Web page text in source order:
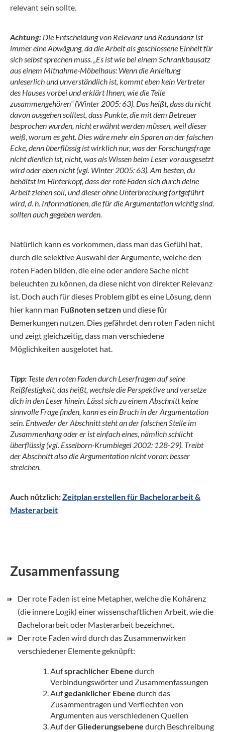
relevant sein sollte.
Achtung: Die Entscheidung von Relevanz und Redundanz ist
immer eine Abwägung, da die Arbeit als geschlossene Einheit für
sich selbst sprechen muss. „Es ist wie bei einem Schrankbausatz
aus einem Mitnahme-Möbelhaus: Wenn die Anleitung
unleserlich und unverständlich ist, kommt eben kein Vertreter
des Hauses vorbei und erklärt Ihnen, wie die Teile
zusammengehören“ (Winter 2005: 63). Das heißt, dass du nicht
davon ausgehen solltest, dass Punkte, die mit dem Betreuer
besprochen wurden, nicht erwähnt werden müssen, weil dieser
weiß, worum es geht. Dies wäre mehr ein Sparen an der falschen
Ecke, denn überflüssig ist wirklich nur, was der Forschungsfrage
nicht dienlich ist, nicht, was als Wissen beim Leser vorausgesetzt
wird oder eben nicht (vgl. Winter 2005: 63). Am besten, du
behältst im Hinterkopf, dass der rote Faden sich durch deine
Arbeit ziehen soll, und dieser ohne Unterbrechung fortgeführt
wird, d. h. Informationen, die für die Argumentation wichtig sind,
sollten auch gegeben werden.
Natürlich kann es vorkommen, dass man das Gefühl hat,
durch die selektive Auswahl der Argumente, welche den
roten Faden bilden, die eine oder andere Sache nicht
beleuchten zu können, da diese nicht von direkter Relevanz
ist. Doch auch für dieses Problem gibt es eine Lösung, denn
hier kann man Fußnoten setzen und diese für
Bemerkungen nutzen. Dies gefährdet den roten Faden nicht
und zeigt gleichzeitig, dass man verschiedene
Möglichkeiten ausgelotet hat.
Tipp: Teste den roten Faden durch Leserfragen auf seine
Reißfestigkeit, das heißt, wechsle die Perspektive und versetze
dich in den Leser hinein. Lässt sich zu einem Abschnitt keine
sinnvolle Frage finden, kann es ein Bruch in der Argumentation
sein. Entweder der Abschnitt steht an der falschen Stelle im
Zusammenhang oder er ist einfach eines, nämlich schlicht
überflüssig (vgl. Esselborn-Krumbiegel 2002: 128-29). Treibt
der Abschnitt also die Argumentation nicht voran: besser
streichen.
Auch nützlich:Zeitplan erstellen für Bachelorarbeit &
Masterarbeit
Zusammenfassung
Der rote Faden ist eine Metapher, welche die Kohärenz
(die innere Logik) einer wissenschaftlichen Arbeit, wie die
Bachelorarbeit oder Masterarbeit bezeichnet.
Der rote Faden wird durch das Zusammenwirken
verschiedener Elemente geknüpft:
Aufsprachlicher Ebene durch
Verbindungswörter und Zusammenfassungen
Aufgedanklicher Ebene durch das
Zusammentragen und Verflechten von
Argumenten aus verschiedenen Quellen
Auf derGliederungsebene durch Beschreibung